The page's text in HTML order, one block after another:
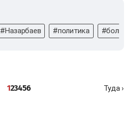
#Назарбаев #политика
123456 Туда ›